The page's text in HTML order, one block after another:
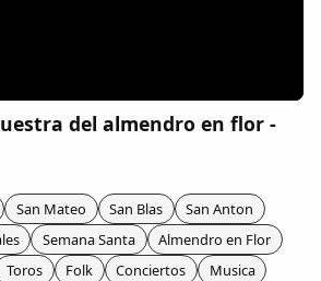
del almendro en flor -
San Mateo San Blas
San Anton
Semana Santa
Almendro en Flor
Toros Folk Conciertos
Musica